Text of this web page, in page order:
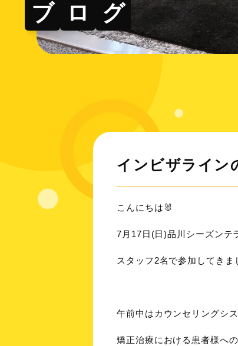
ブ
ロ グ
インビザライン
こんにちは🐰
7月17日(日)品川シーズンテ
スタッフ2名で参加してきま
午前中はカウンセリングシ
矯正治療における患者様へ